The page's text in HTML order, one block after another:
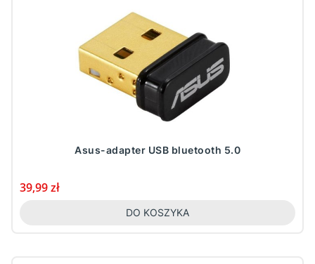
Asus-adapter USB bluetooth 5.0
Cena
39,99 zł
DO KOSZYKA